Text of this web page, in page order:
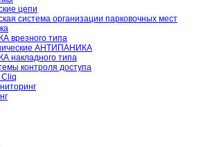
цепи
система организации парковочных мест
врезного типа
АНТИПАНИКА
накладного типа
контроля доступа